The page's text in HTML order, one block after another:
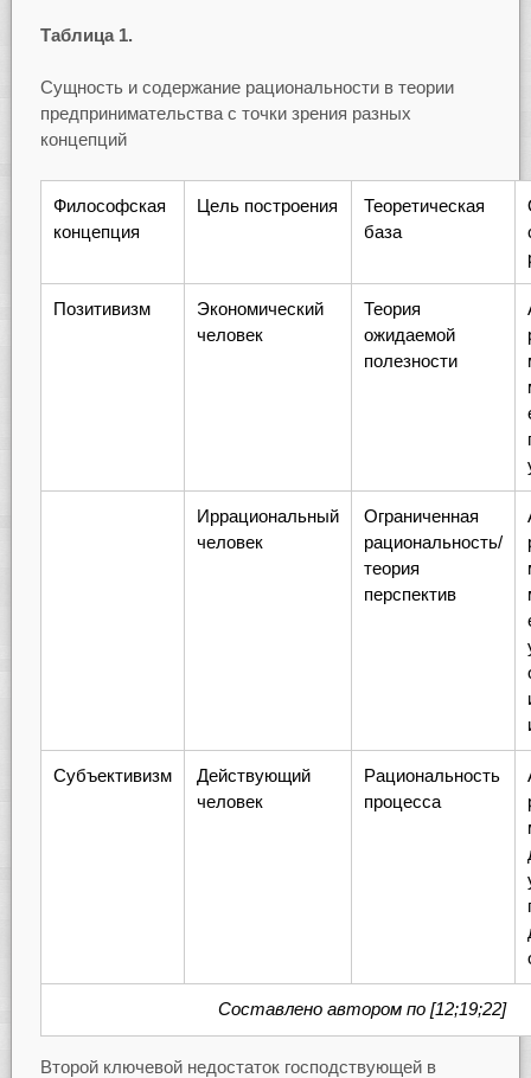
Таблица 1.
Сущность и содержание рациональности в теории
предпринимательства с точки зрения разных
концепций
Философская
концепция
Цель построения
Теоретическая
база
Позитивизм
Экономический
человек
Теория
ожидаемой
полезности
Иррациональный
человек
Ограниченная
рациональность/
теория
перспектив
Субъективизм
Действующий
человек
Рациональность
процесса
Составлено автором по [12;19;22]
Второй ключевой недостаток господствующей в